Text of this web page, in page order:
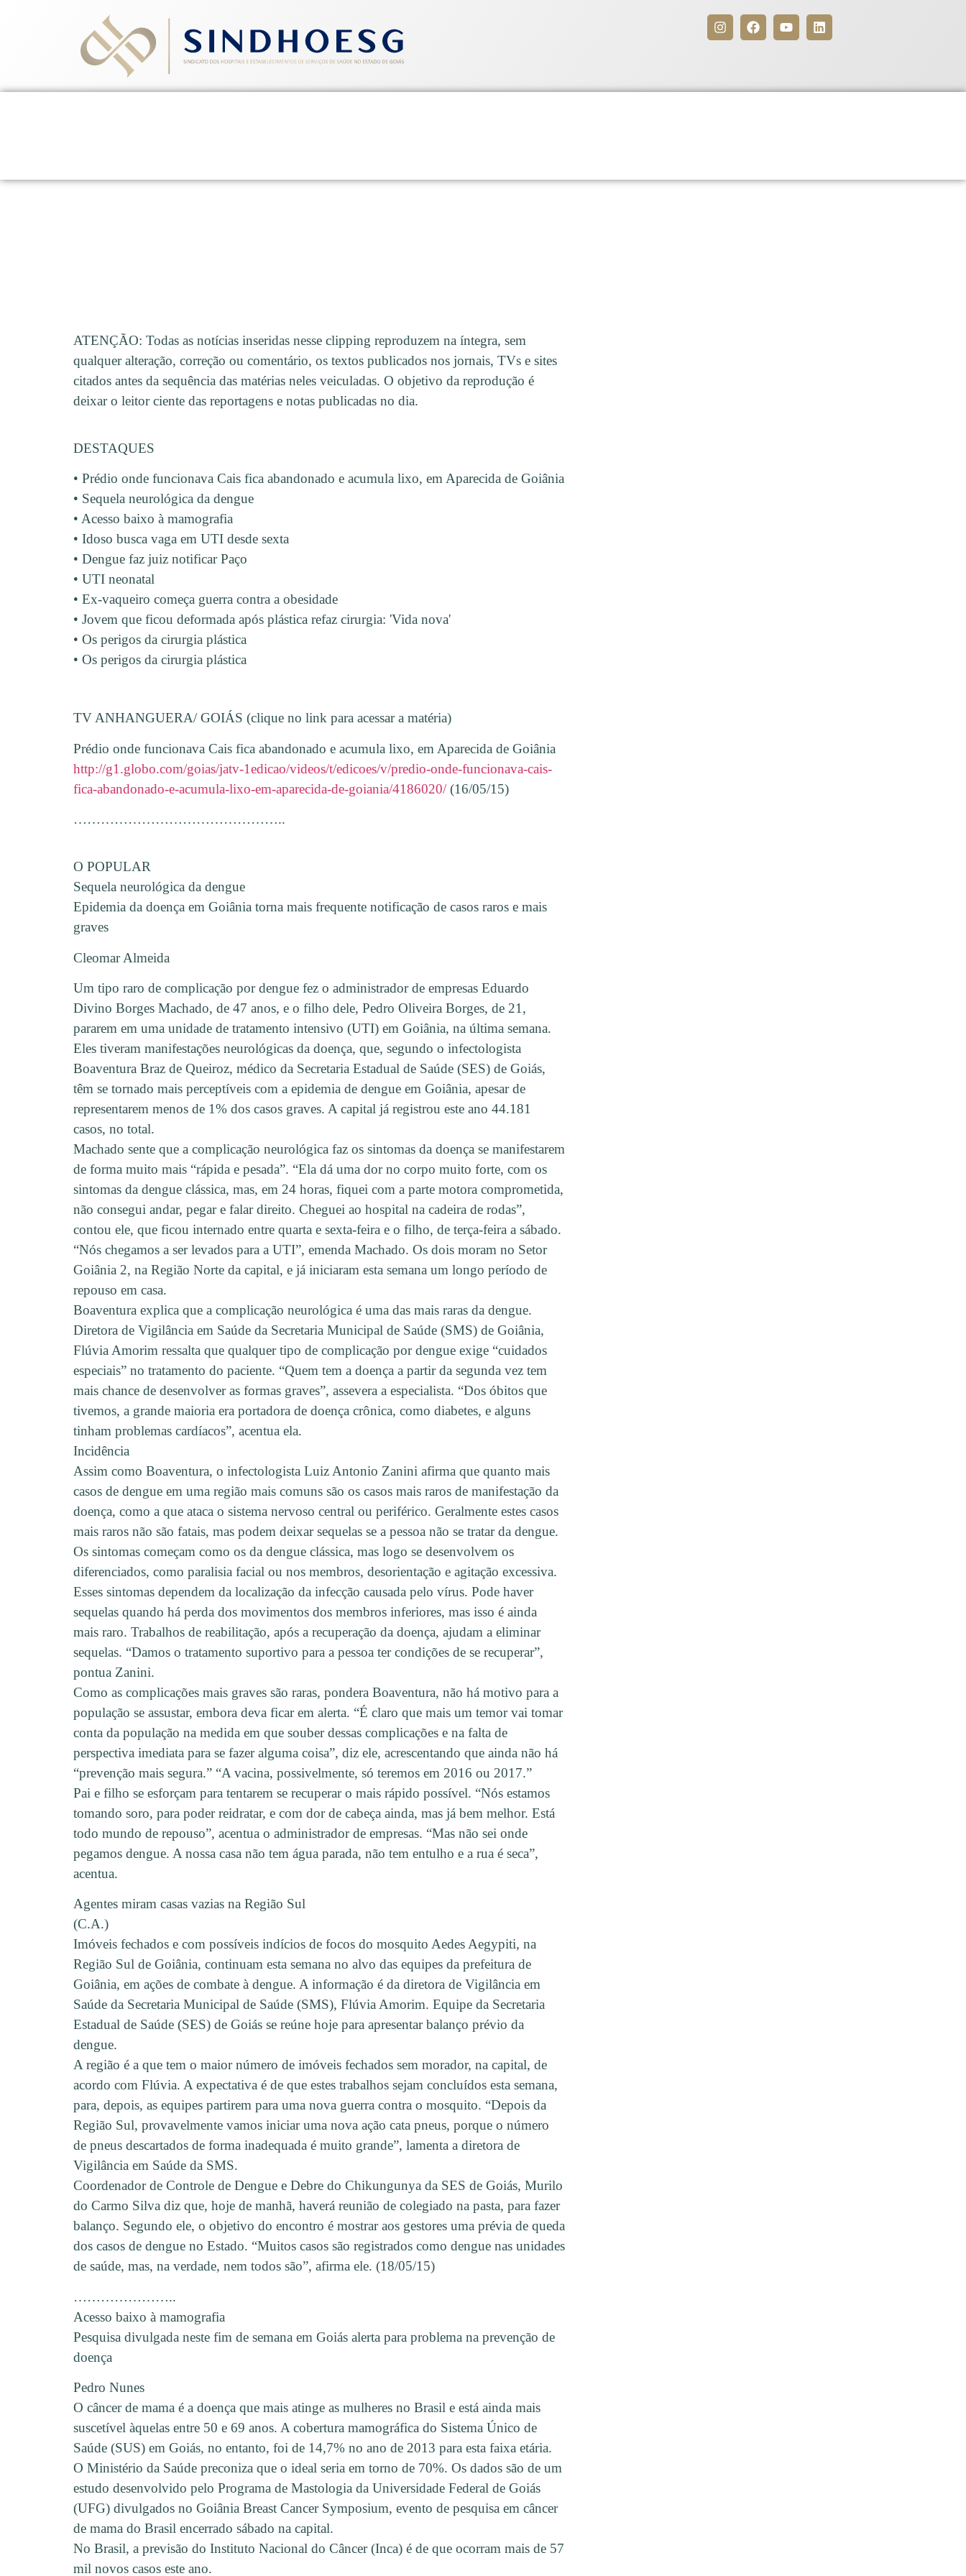
ATENÇÃO: Todas as notícias inseridas nesse clipping reproduzem na íntegra, sem
qualquer alteração, correção ou comentário, os textos publicados nos jornais, TVs e sites
citados antes da sequência das matérias neles veiculadas. O objetivo da reprodução é
deixar o leitor ciente das reportagens e notas publicadas no dia.
DESTAQUES
• Prédio onde funcionava Cais fica abandonado e acumula lixo, em Aparecida de Goiânia
• Sequela neurológica da dengue
• Acesso baixo à mamografia
• Idoso busca vaga em UTI desde sexta
• Dengue faz juiz notificar Paço
• UTI neonatal
• Ex-vaqueiro começa guerra contra a obesidade
• Jovem que ficou deformada após plástica refaz cirurgia: 'Vida nova'
• Os perigos da cirurgia plástica
• Os perigos da cirurgia plástica
TV ANHANGUERA/ GOIÁS (clique no link para acessar a matéria)
Prédio onde funcionava Cais fica abandonado e acumula lixo, em Aparecida de Goiânia
http://g1.globo.com/goias/jatv-1edicao/videos/t/edicoes/v/predio-onde-funcionava-cais-
fica-abandonado-e-acumula-lixo-em-aparecida-de-goiania/4186020/(16/05/15)
………………………………………..
O POPULAR
Sequela neurológica da dengue
Epidemia da doença em Goiânia torna mais frequente notificação de casos raros e mais
graves
Cleomar Almeida
Um tipo raro de complicação por dengue fez o administrador de empresas Eduardo
Divino Borges Machado, de 47 anos, e o filho dele, Pedro Oliveira Borges, de 21,
pararem em uma unidade de tratamento intensivo (UTI) em Goiânia, na última semana.
Eles tiveram manifestações neurológicas da doença, que, segundo o infectologista
Boaventura Braz de Queiroz, médico da Secretaria Estadual de Saúde (SES) de Goiás,
têm se tornado mais perceptíveis com a epidemia de dengue em Goiânia, apesar de
representarem menos de 1% dos casos graves. A capital já registrou este ano 44.181
casos, no total.
Machado sente que a complicação neurológica faz os sintomas da doença se manifestarem
de forma muito mais “rápida e pesada”. “Ela dá uma dor no corpo muito forte, com os
sintomas da dengue clássica, mas, em 24 horas, fiquei com a parte motora comprometida,
não consegui andar, pegar e falar direito. Cheguei ao hospital na cadeira de rodas”,
contou ele, que ficou internado entre quarta e sexta-feira e o filho, de terça-feira a sábado.
“Nós chegamos a ser levados para a UTI”, emenda Machado. Os dois moram no Setor
Goiânia 2, na Região Norte da capital, e já iniciaram esta semana um longo período de
repouso em casa.
Boaventura explica que a complicação neurológica é uma das mais raras da dengue.
Diretora de Vigilância em Saúde da Secretaria Municipal de Saúde (SMS) de Goiânia,
Flúvia Amorim ressalta que qualquer tipo de complicação por dengue exige “cuidados
especiais” no tratamento do paciente. “Quem tem a doença a partir da segunda vez tem
mais chance de desenvolver as formas graves”, assevera a especialista. “Dos óbitos que
tivemos, a grande maioria era portadora de doença crônica, como diabetes, e alguns
tinham problemas cardíacos”, acentua ela.
Incidência
Assim como Boaventura, o infectologista Luiz Antonio Zanini afirma que quanto mais
casos de dengue em uma região mais comuns são os casos mais raros de manifestação da
doença, como a que ataca o sistema nervoso central ou periférico. Geralmente estes casos
mais raros não são fatais, mas podem deixar sequelas se a pessoa não se tratar da dengue.
Os sintomas começam como os da dengue clássica, mas logo se desenvolvem os
diferenciados, como paralisia facial ou nos membros, desorientação e agitação excessiva.
Esses sintomas dependem da localização da infecção causada pelo vírus. Pode haver
sequelas quando há perda dos movimentos dos membros inferiores, mas isso é ainda
mais raro. Trabalhos de reabilitação, após a recuperação da doença, ajudam a eliminar
sequelas. “Damos o tratamento suportivo para a pessoa ter condições de se recuperar”,
pontua Zanini.
Como as complicações mais graves são raras, pondera Boaventura, não há motivo para a
população se assustar, embora deva ficar em alerta. “É claro que mais um temor vai tomar
conta da população na medida em que souber dessas complicações e na falta de
perspectiva imediata para se fazer alguma coisa”, diz ele, acrescentando que ainda não há
“prevenção mais segura.” “A vacina, possivelmente, só teremos em 2016 ou 2017.”
Pai e filho se esforçam para tentarem se recuperar o mais rápido possível. “Nós estamos
tomando soro, para poder reidratar, e com dor de cabeça ainda, mas já bem melhor. Está
todo mundo de repouso”, acentua o administrador de empresas. “Mas não sei onde
pegamos dengue. A nossa casa não tem água parada, não tem entulho e a rua é seca”,
acentua.
Agentes miram casas vazias na Região Sul
(C.A.)
Imóveis fechados e com possíveis indícios de focos do mosquito Aedes Aegypiti, na
Região Sul de Goiânia, continuam esta semana no alvo das equipes da prefeitura de
Goiânia, em ações de combate à dengue. A informação é da diretora de Vigilância em
Saúde da Secretaria Municipal de Saúde (SMS), Flúvia Amorim. Equipe da Secretaria
Estadual de Saúde (SES) de Goiás se reúne hoje para apresentar balanço prévio da
dengue.
A região é a que tem o maior número de imóveis fechados sem morador, na capital, de
acordo com Flúvia. A expectativa é de que estes trabalhos sejam concluídos esta semana,
para, depois, as equipes partirem para uma nova guerra contra o mosquito. “Depois da
Região Sul, provavelmente vamos iniciar uma nova ação cata pneus, porque o número
de pneus descartados de forma inadequada é muito grande”, lamenta a diretora de
Vigilância em Saúde da SMS.
Coordenador de Controle de Dengue e Debre do Chikungunya da SES de Goiás, Murilo
do Carmo Silva diz que, hoje de manhã, haverá reunião de colegiado na pasta, para fazer
balanço. Segundo ele, o objetivo do encontro é mostrar aos gestores uma prévia de queda
dos casos de dengue no Estado. “Muitos casos são registrados como dengue nas unidades
de saúde, mas, na verdade, nem todos são”, afirma ele. (18/05/15)
…………………..
Acesso baixo à mamografia
Pesquisa divulgada neste fim de semana em Goiás alerta para problema na prevenção de
doença
Pedro Nunes
O câncer de mama é a doença que mais atinge as mulheres no Brasil e está ainda mais
suscetível àquelas entre 50 e 69 anos. A cobertura mamográfica do Sistema Único de
Saúde (SUS) em Goiás, no entanto, foi de 14,7% no ano de 2013 para esta faixa etária.
O Ministério da Saúde preconiza que o ideal seria em torno de 70%. Os dados são de um
estudo desenvolvido pelo Programa de Mastologia da Universidade Federal de Goiás
(UFG) divulgados no Goiânia Breast Cancer Symposium, evento de pesquisa em câncer
de mama do Brasil encerrado sábado na capital.
No Brasil, a previsão do Instituto Nacional do Câncer (Inca) é de que ocorram mais de 57
mil novos casos este ano.